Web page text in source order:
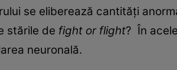
se eliberează cantități
stările de fight or flight? În
neuronală.